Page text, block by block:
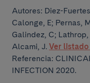
Autores: Diez-
Calonge, E; Pernas,
Galindez, C;
Alcami, J. Ver
Referencia:
INFECTION 2020.